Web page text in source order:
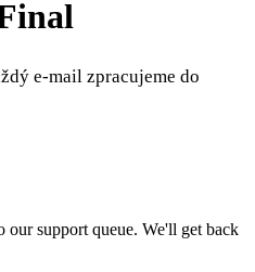
your business
RunMake any device your POS
e-mail zpracujeme do
support queue. We'll get back